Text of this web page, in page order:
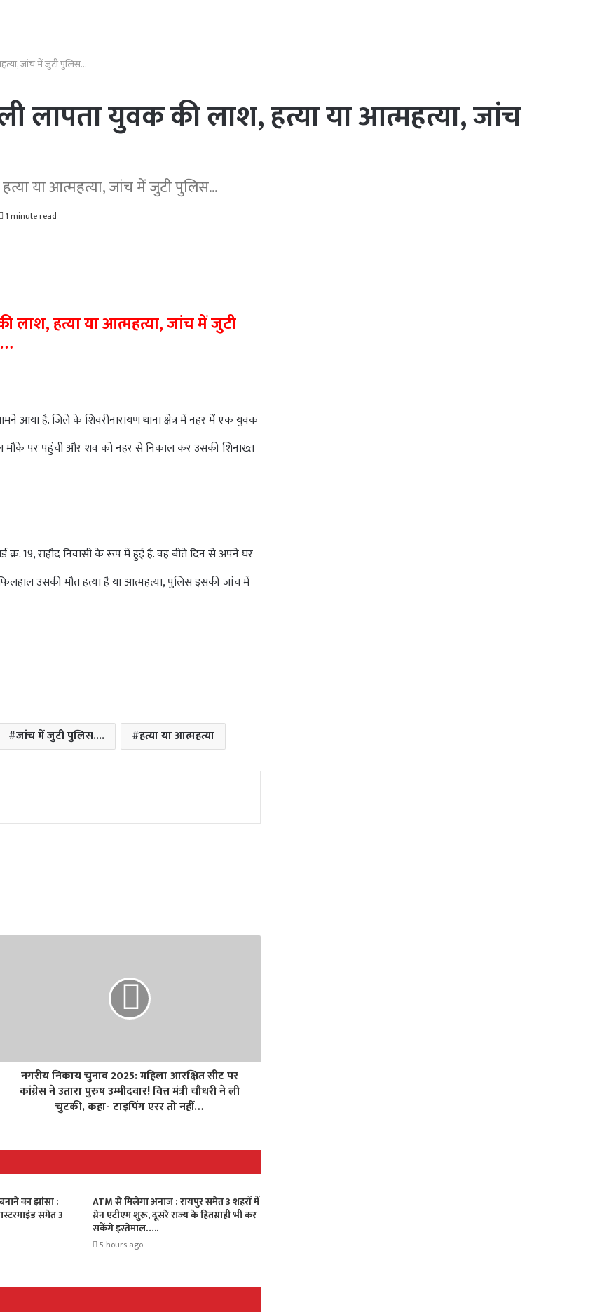
जांच में जुटी पुलिस…
लापता युवक की लाश, हत्या या आत्महत्या, जांच
या आत्महत्या, जांच में जुटी पुलिस…
1 minute read
लाश, हत्या या आत्महत्या, जांच में जुटी
आया है. जिले के शिवरीनारायण थाना क्षेत्र में नहर में एक युवक
मौके पर पहुंची और शव को नहर से निकाल कर उसकी शिनाख्त
19, राहौद निवासी के रूप में हुई है. वह बीते दिन से अपने घर
उसकी मौत हत्या है या आत्महत्या, पुलिस इसकी जांच में
जांच में जुटी पुलिस.... हत्या या आत्महत्या
Print
नगरीय निकाय चुनाव 2025: महिला आरक्षित सीट पर
कांग्रेस ने उतारा पुरुष उम्मीदवार! वित्त मंत्री चौधरी ने ली
चुटकी, कहा- टाइपिंग एरर तो नहीं…
का झांसा :
समेत 3
ATM से मिलेगा अनाज : रायपुर समेत 3 शहरों में
ग्रेन एटीएम शुरू, दूसरे राज्य के हितग्राही भी कर
सकेंगे इस्तेमाल…..
5 hours ago